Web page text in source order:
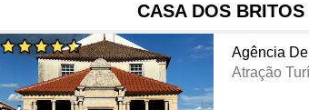
CASA DOS BRITOS
Agência
Atração